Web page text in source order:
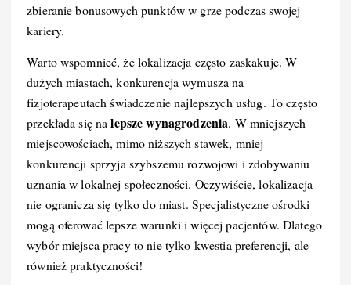
zbieranie bonusowych punktów w grze podczas swojej
kariery.
Warto wspomnieć, że lokalizacja często zaskakuje. W
dużych miastach, konkurencja wymusza na
fizjoterapeutach świadczenie najlepszych usług. To często
przekłada się nalepsze wynagrodzenia. W mniejszych
miejscowościach, mimo niższych stawek, mniej
konkurencji sprzyja szybszemu rozwojowi i zdobywaniu
uznania w lokalnej społeczności. Oczywiście, lokalizacja
nie ogranicza się tylko do miast. Specjalistyczne ośrodki
mogą oferować lepsze warunki i więcej pacjentów. Dlatego
wybór miejsca pracy to nie tylko kwestia preferencji, ale
również praktyczności!